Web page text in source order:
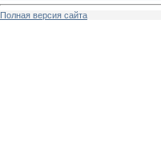
Полная версия сайта